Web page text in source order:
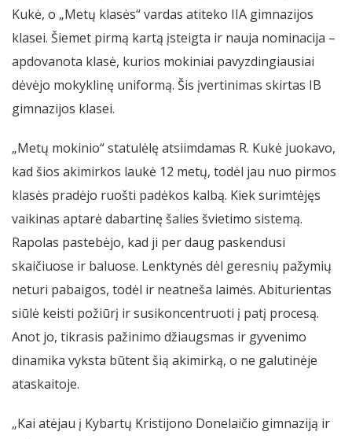
Kukė, o „Metų klasės“ vardas atiteko IIA gimnazijos
klasei. Šiemet pirmą kartą įsteigta ir nauja nominacija –
apdovanota klasė, kurios mokiniai pavyzdingiausiai
dėvėjo mokyklinę uniformą. Šis įvertinimas skirtas IB
gimnazijos klasei.
„Metų mokinio“ statulėlę atsiimdamas R. Kukė juokavo,
kad šios akimirkos laukė 12 metų, todėl jau nuo pirmos
klasės pradėjo ruošti padėkos kalbą. Kiek surimtėjęs
vaikinas aptarė dabartinę šalies švietimo sistemą.
Rapolas pastebėjo, kad ji per daug paskendusi
skaičiuose ir baluose. Lenktynės dėl geresnių pažymių
neturi pabaigos, todėl ir neatneša laimės. Abiturientas
siūlė keisti požiūrį ir susikoncentruoti į patį procesą.
Anot jo, tikrasis pažinimo džiaugsmas ir gyvenimo
dinamika vyksta būtent šią akimirką, o ne galutinėje
ataskaitoje.
„Kai atėjau į Kybartų Kristijono Donelaičio gimnaziją ir